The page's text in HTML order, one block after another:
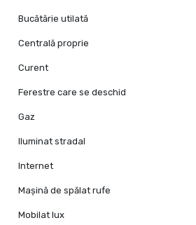
Bucătărie utilată
Centrală proprie
Curent
Ferestre care se deschid
Gaz
Iluminat stradal
Internet
Mașină de spălat rufe
Mobilat lux